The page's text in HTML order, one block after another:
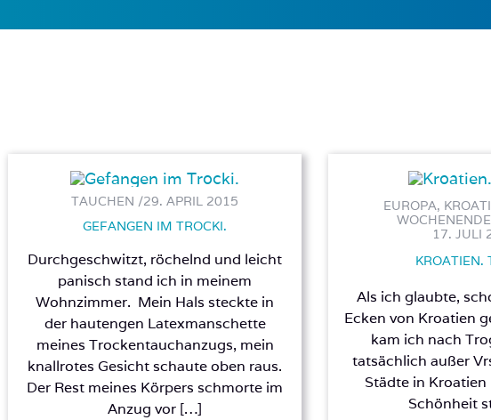
TAUCHEN /29. APRIL 2015
GEFANGEN IM TROCKI.
Durchgeschwitzt, röchelnd und leicht
panisch stand ich in meinem
Wohnzimmer. Mein Hals steckte in
der hautengen Latexmanschette
meines Trockentauchanzugs, mein
knallrotes Gesicht schaute oben raus.
Der Rest meines Körpers schmorte im
Anzug vor […]
EUROPA,
17. JULI
KROATIEN.
Als ich glaubte,
Ecken von Kroatien
kam ich nach
tatsächlich außer
Städte in
Schönheit